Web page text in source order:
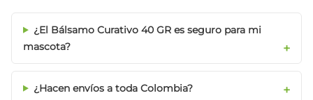
¿El Bálsamo Curativo 40 GR es seguro para mi
mascota?
¿Hacen envíos a toda Colombia?